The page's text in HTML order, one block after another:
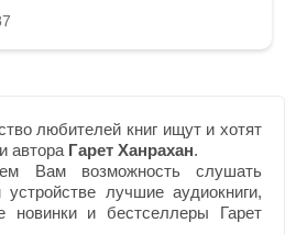
любителей книг ищут и хотят
автора Гарет Ханрахан.
Вам возможность слушать
лучшие аудиокниги,
новинки и бестселлеры Гарет